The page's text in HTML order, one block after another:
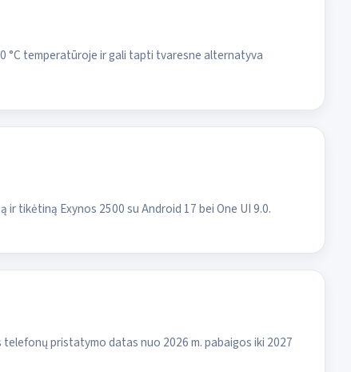
°C temperatūroje ir gali tapti tvaresne alternatyva
ir tikėtiną Exynos 2500 su Android 17 bei One UI 9.0.
telefonų pristatymo datas nuo 2026 m. pabaigos iki 2027